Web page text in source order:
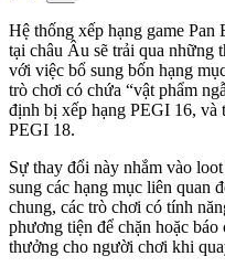
Hệ thống xếp hạng game
tại châu Âu sẽ trải qua những
với việc bổ sung bốn hạng
trò chơi có chứa “vật phẩm
định bị xếp hạng PEGI 16, và
PEGI 18.
Sự thay đổi này nhắm vào
sung các hạng mục liên quan
chung, các trò chơi có tính
phương tiện để chặn hoặc
thưởng cho người chơi khi